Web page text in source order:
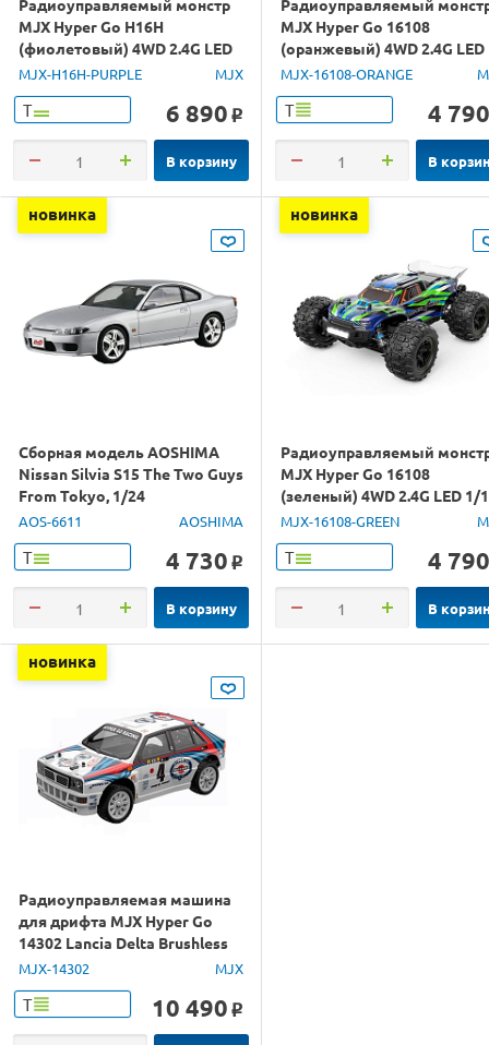
Радиоуправляемый монстр
MJX Hyper Go H16H
(фиолетовый) 4WD 2.4G LED
GPS 1/16 RTR
MJX-H16H-PURPLE MJX
Т 6 890 o
В корзину
Радиоуправляемый
MJX Hyper Go 16108
(оранжевый) 4WD 2.4G LED
1/16 RTR
MJX-16108-ORANGE
Т 4 790
В
новинка
Сборная модель AOSHIMA
Nissan Silvia S15 The Two Guys
From Tokyo, 1/24
AOS-6611 AOSHIMA
Т 4 730 o
В корзину
новинка
Радиоуправляемый
MJX Hyper Go 16108
(зеленый) 4WD 2.4G LED 1/
RTR
MJX-16108-GREEN
Т 4 790
В
новинка
Радиоуправляемая машина
для дрифта MJX Hyper Go
14302 Lancia Delta Brushless
4WD 2.4G LED 1/14 RTR
MJX-14302 MJX
Т 10 490 o